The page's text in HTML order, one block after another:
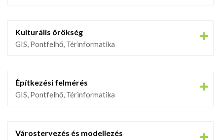
Kulturális örökség
GIS, Pontfelhő, Térinformatika
Építkezési felmérés
GIS, Pontfelhő, Térinformatika
Várostervezés és modellezés